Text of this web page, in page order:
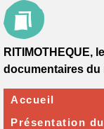
RITIMOTHEQUE,
documentaires du
Accueil
Présentation